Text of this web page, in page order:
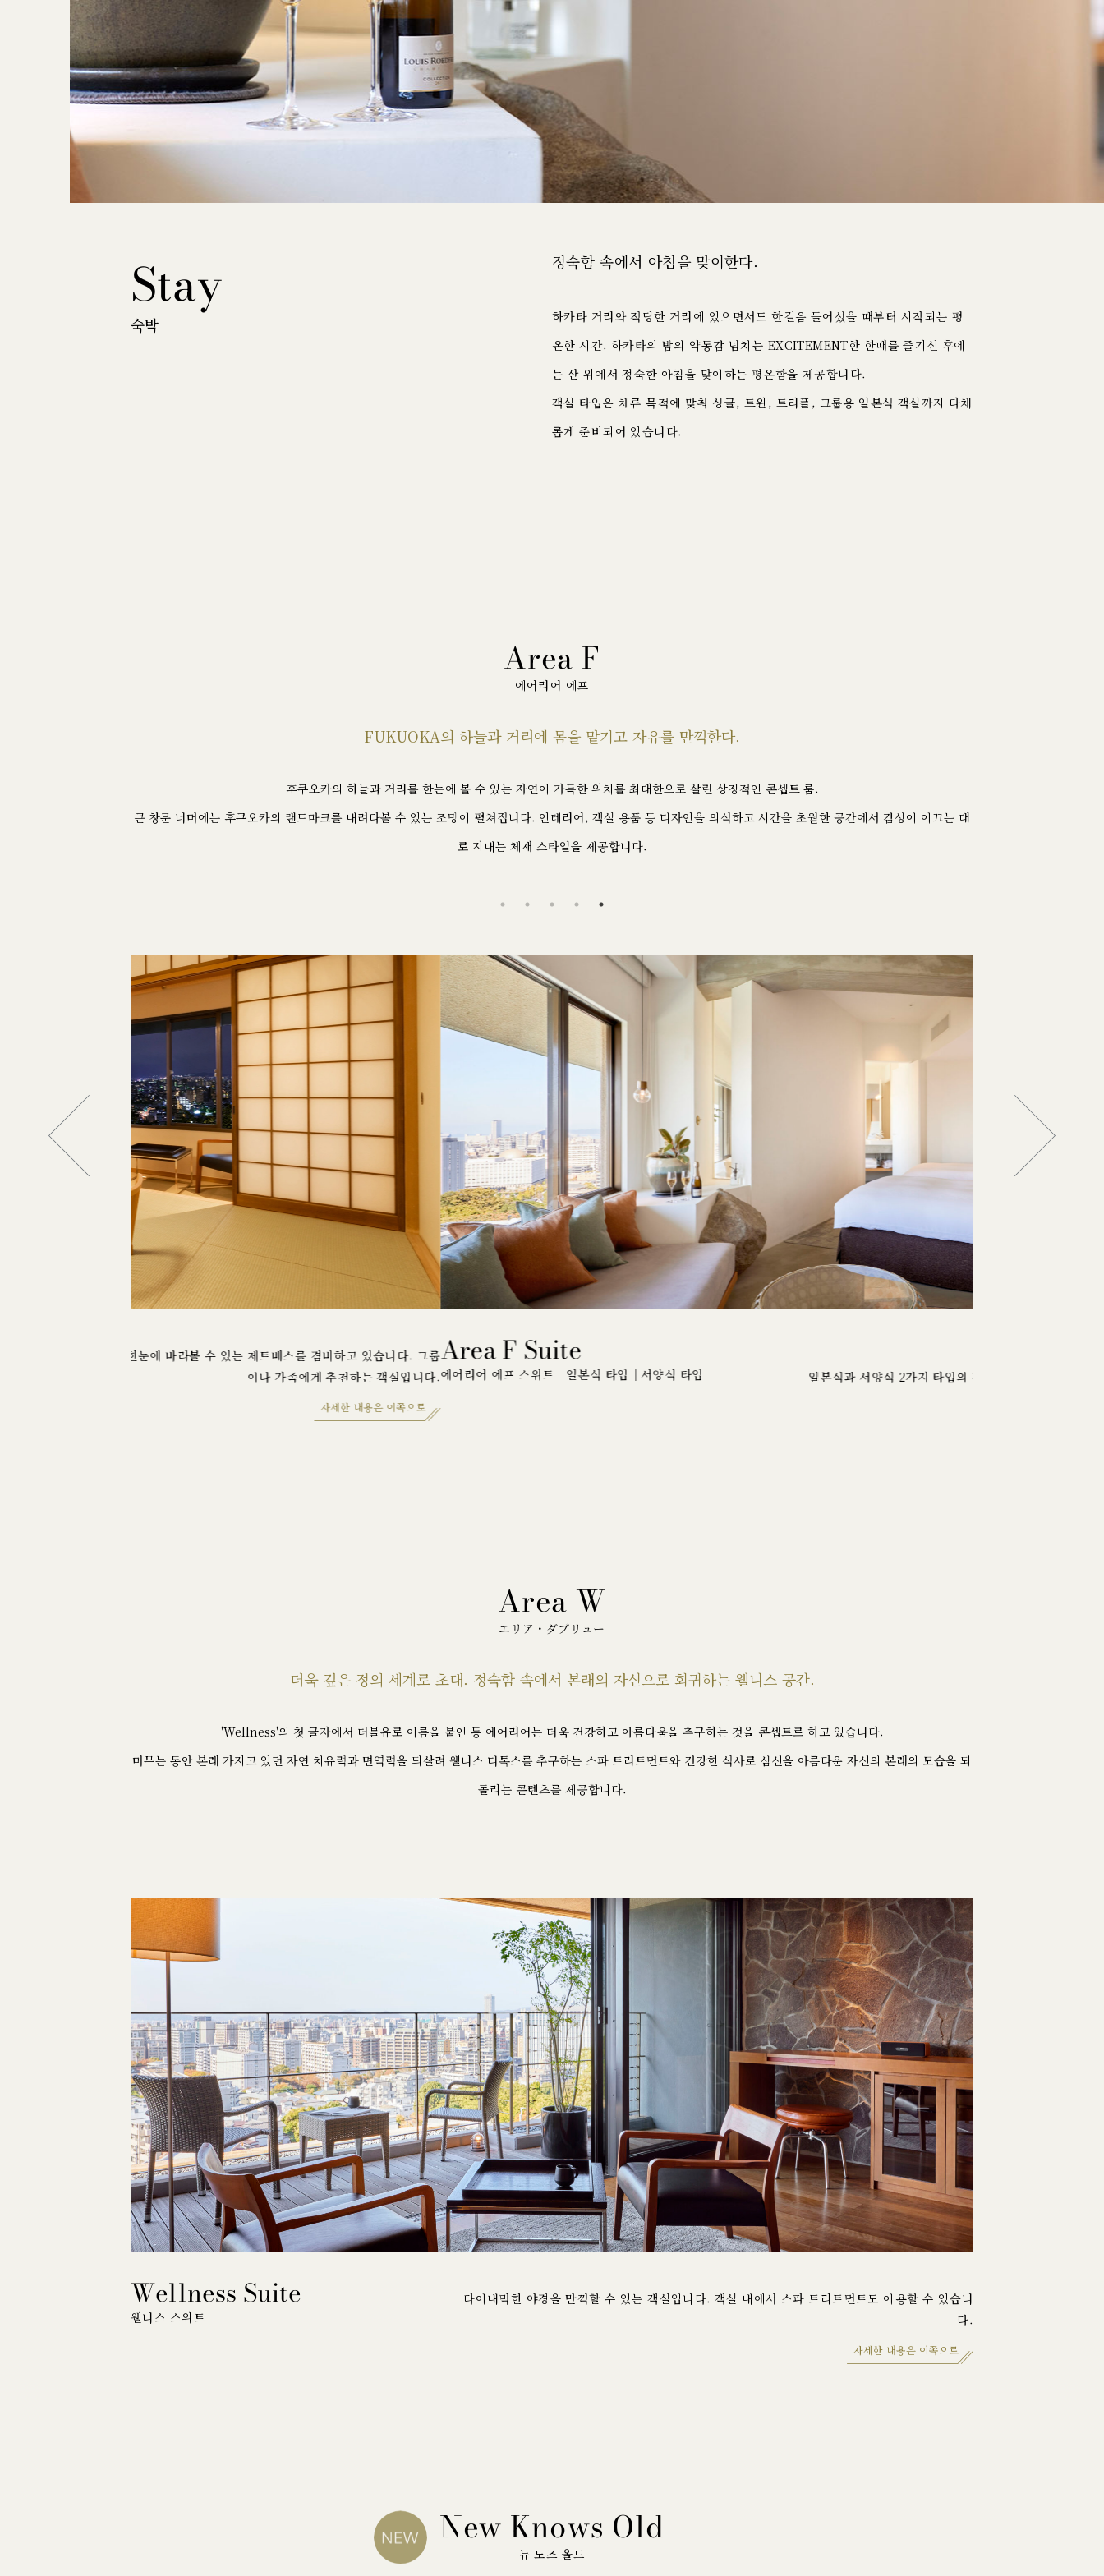
Stay
숙박
정숙함 속에서 아침을 맞이한다.
하카타 거리와 적당한 거리에 있으면서도 한걸음 들어섰을 때부터 시작되는 평
온한 시간. 하카타의 밤의 약동감 넘치는 EXCITEMENT한 한때를 즐기신 후에
는 산 위에서 정숙한 아침을 맞이하는 평온함을 제공합니다.
객실 타입은 체류 목적에 맞춰 싱글, 트윈, 트리플, 그룹용 일본식 객실까지 다채
롭게 준비되어 있습니다.
Area F
에어리어 에프
FUKUOKA의 하늘과 거리에 몸을 맡기고 자유를 만끽한다.
후쿠오카의 하늘과 거리를 한눈에 볼 수 있는 자연이 가득한 위치를 최대한으로 살린 상징적인 콘셉트 룸.
큰 창문 너머에는 후쿠오카의 랜드마크를 내려다볼 수 있는 조망이 펼쳐집니다. 인테리어, 객실 용품 등 디자인을 의식하고 시간을 초월한 공간에서 감성이 이끄는 대
로 지내는 체재 스타일을 제공합니다.
Area F Suite
에어리어 에프 스위트 일본식 타입｜서양식 타입 일본식과 서양식 2가지 타입의 객실. 뷰 배스룸과 독립된 거실, 침실을 겸비하고 있습니다.
Area W
エリア・ダブリュー
더욱 깊은 정의 세계로 초대. 정숙함 속에서 본래의 자신으로 회귀하는 웰니스 공간.
'Wellness'의 첫 글자에서 더블유로 이름을 붙인 동 에어리어는 더욱 건강하고 아름다움을 추구하는 것을 콘셉트로 하고 있습니다.
머무는 동안 본래 가지고 있던 자연 치유력과 면역력을 되살려 웰니스 디톡스를 추구하는 스파 트리트먼트와 건강한 식사로 심신을 아름다운 자신의 본래의 모습을 되
돌리는 콘텐츠를 제공합니다.
Wellness Suite
웰니스 스위트
다이내믹한 야경을 만끽할 수 있는 객실입니다. 객실 내에서 스파 트리트먼트도 이용할 수 있습니
다.
자세한 내용은 이쪽으로
New Knows Old
뉴 노즈 올드